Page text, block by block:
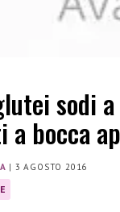
sodi
bocca
| 3 AGOSTO 2016